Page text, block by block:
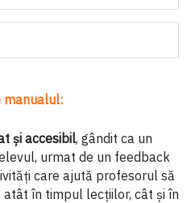
manualul:
și accesibil, gândit ca un
urmat de un feedback
care ajută profesorul să
în timpul lecțiilor, cât și în